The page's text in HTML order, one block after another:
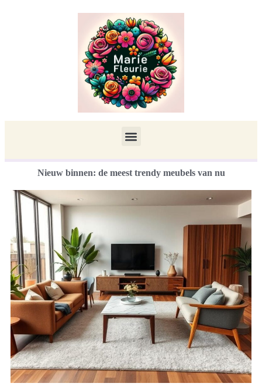
Nieuw binnen: de meest trendy meubels van nu